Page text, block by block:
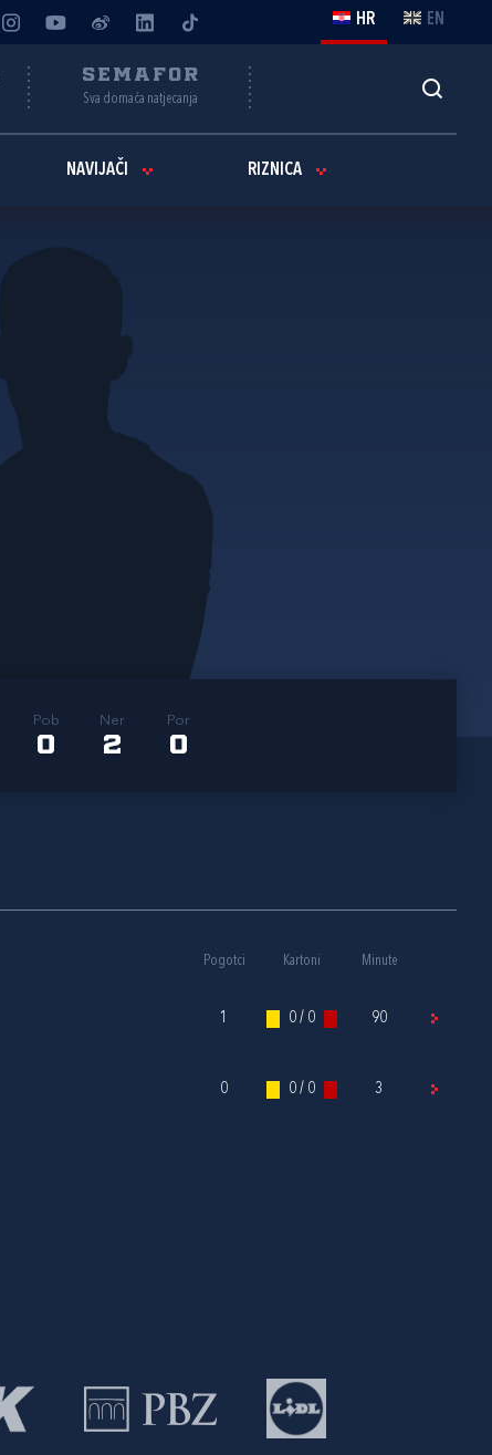
HR EN
SEMAFOR
Sva domaća natjecanja
NAVIJAČI RIZNICA
Pob
0
Ner
2
Por
0
Pogotci Kartoni Minute
1 0 / 0 90
0 0 / 0 3